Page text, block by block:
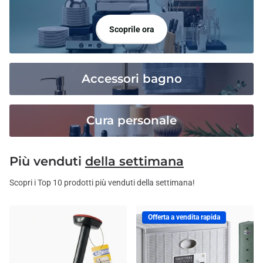
Scoprile ora
Accessori bagno
Cura personale
Più venduti della settimana
Scopri i Top 10 prodotti più venduti della settimana!
Offerta a vendita rapida